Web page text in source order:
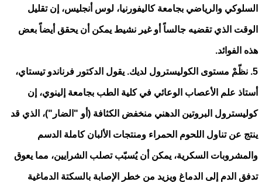
السلوكي والرياضي بجامعة كاليفورنيا، لوس أنجليس، إن تقليل
الوقت الذي تقضيه جالساً أو غير نشيط يمكن أن يحقق أيضاً بعض
هذه الفوائد.
5. نظّمْ مستوى الكوليسترول لديك. يقول الدكتور فرناندو تيستاي،
أستاذ علم الأعصاب الوعائي في كلية الطب بجامعة إلينوي، إن
كوليسترول البروتين الدهني منخفض الكثافة (أو "الضار")، الذي قد
ينتج عن تناول اللحوم الحمراء ومنتجات الألبان كاملة الدسم
والمشروبات السكرية، يمكن أن يُسبّب تصلب الشرايين، مما يعوق
تدفق الدم إلى الدماغ ويزيد من خطر الإصابة بالسكتة الدماغية